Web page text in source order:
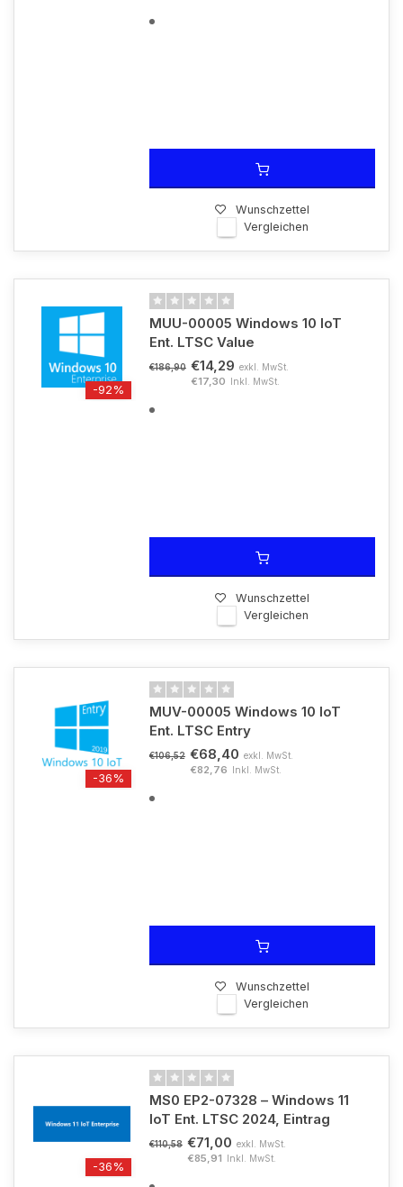
Wunschzettel
Vergleichen
-92%
MUU-00005 Windows 10 IoT
Ent. LTSC Value
€186,90 €14,29 exkl. MwSt.
€17,30 Inkl. MwSt.
Wunschzettel
Vergleichen
-36%
MUV-00005 Windows 10 IoT
Ent. LTSC Entry
€106,52 €68,40 exkl. MwSt.
€82,76 Inkl. MwSt.
Wunschzettel
Vergleichen
-36%
MS0 EP2-07328 – Windows 11
IoT Ent. LTSC 2024, Eintrag
€110,58 €71,00 exkl. MwSt.
€85,91 Inkl. MwSt.